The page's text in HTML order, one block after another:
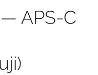
APS-C